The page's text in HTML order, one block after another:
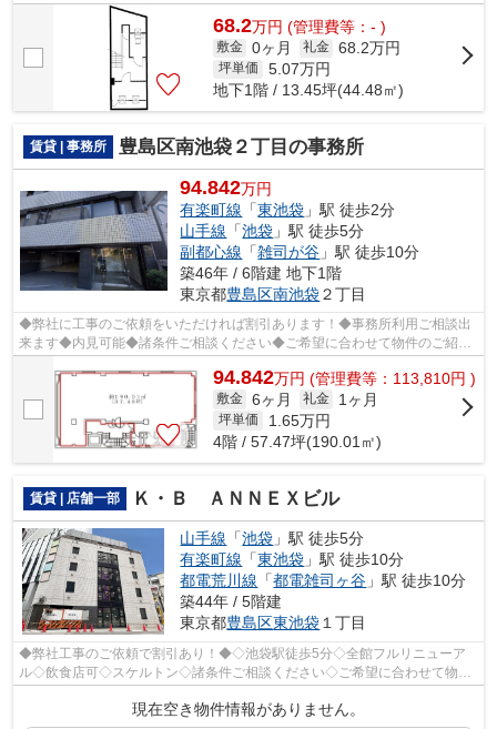
物件のご提案が可能です◇お気軽にお問い合わ...
68.2万円 (管理費等：- )
敷金 0ヶ月 礼金 68.2万円
坪単価 5.07万円
地下1階 / 13.45坪(44.48㎡)
賃貸 | 事務所 豊島区南池袋２丁目の事務所
94.842万円
有楽町線 「東池袋 」駅 徒歩2分
山手線 「池袋 」駅 徒歩5分
副都心線 「雑司が谷 」駅 徒歩10分
築46年 / 6階建 地下1階
東京都豊島区南池袋２丁目
◆弊社に工事のご依頼をいただければ割引あります！◆事務所利用ご相談出
来ます◆内見可能◆諸条件ご相談ください◆ご希望に合わせて物件のご紹介
可能です◆業種・ご希望条件等お気軽にお問...
94.842万円 (管理費等：113,810円 )
敷金 6ヶ月 礼金 1ヶ月
坪単価 1.65万円
4階 / 57.47坪(190.01㎡)
賃貸 | 店舗一部 Ｋ・Ｂ ＡＮＮＥＸビル
山手線 「池袋 」駅 徒歩5分
有楽町線 「東池袋 」駅 徒歩10分
都電荒川線 「都電雑司ヶ谷 」駅 徒歩10分
築44年 / 5階建
東京都豊島区東池袋 １丁目
◆弊社工事のご依頼で割引あり！◆◇池袋駅徒歩5分◇全館フルリニューア
ル◇飲食店可◇スケルトン◇諸条件ご相談ください◇ご希望に合わせて物件
のご提案が可能です◇お気軽にお問い合わせくだ...
現在空き物件情報がありません。